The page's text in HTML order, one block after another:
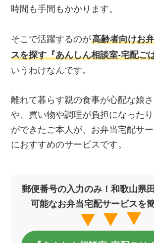
時間も手間もかかります。
そこで活躍するのが高齢者向けお
スを探す『あんしん相談室‐宅配ご
いうわけなんです。
離れて暮らす親の食事が心配な娘
や、買い物や調理が負担になった
ができたご本人が、お弁当宅配サ
におすすめのサービスです。
郵便番号の入力のみ！和歌山県
可能なお弁当宅配サービスを